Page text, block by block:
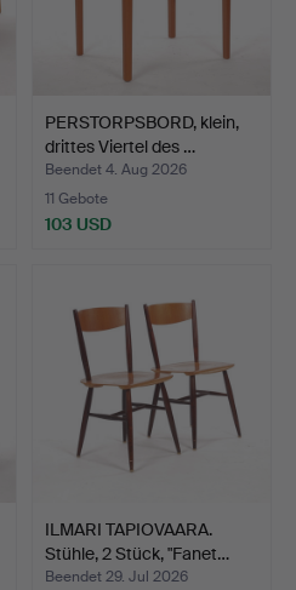
PERSTORPSBORD, klein,
drittes Viertel des …
Beendet 4. Aug 2026
11 Gebote
103 USD
ILMARI TAPIOVAARA.
Stühle, 2 Stück, "Fanet…
Beendet 29. Jul 2026